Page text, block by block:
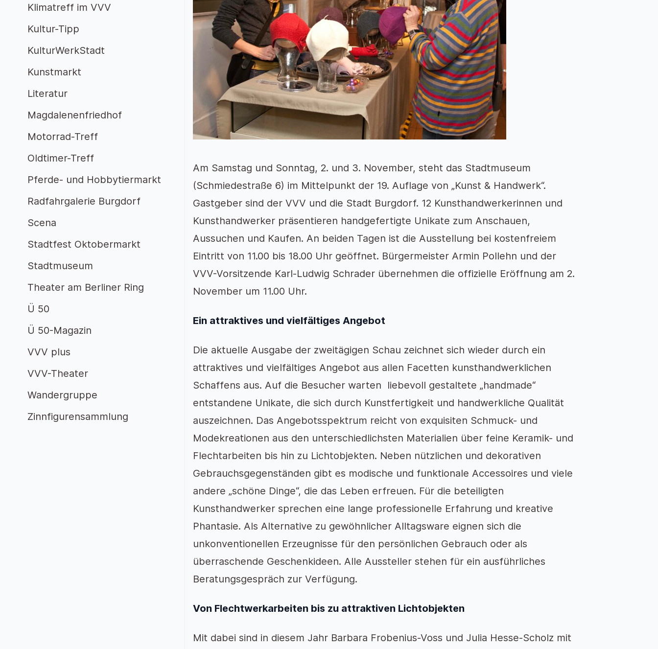
Am Samstag und Sonntag, 2. und 3. November, steht das Stadtmuseum
(Schmiedestraße 6) im Mittelpunkt der 19. Auflage von „Kunst & Handwerk“.
Gastgeber sind der VVV und die Stadt Burgdorf. 12 Kunsthandwerkerinnen und
Kunsthandwerker präsentieren handgefertigte Unikate zum Anschauen,
Aussuchen und Kaufen. An beiden Tagen ist die Ausstellung bei kostenfreiem
Eintritt von 11.00 bis 18.00 Uhr geöffnet. Bürgermeister Armin Pollehn und der
VVV-Vorsitzende Karl-Ludwig Schrader übernehmen die offizielle Eröffnung am 2.
November um 11.00 Uhr.
Ein attraktives und vielfältiges Angebot
Die aktuelle Ausgabe der zweitägigen Schau zeichnet sich wieder durch ein
attraktives und vielfältiges Angebot aus allen Facetten kunsthandwerklichen
Schaffens aus. Auf die Besucher warten liebevoll gestaltete „handmade“
entstandene Unikate, die sich durch Kunstfertigkeit und handwerkliche Qualität
auszeichnen. Das Angebotsspektrum reicht von exquisiten Schmuck- und
Modekreationen aus den unterschiedlichsten Materialien über feine Keramik- und
Flechtarbeiten bis hin zu Lichtobjekten. Neben nützlichen und dekorativen
Gebrauchsgegenständen gibt es modische und funktionale Accessoires und viele
andere „schöne Dinge“, die das Leben erfreuen. Für die beteiligten
Kunsthandwerker sprechen eine lange professionelle Erfahrung und kreative
Phantasie. Als Alternative zu gewöhnlicher Alltagsware eignen sich die
unkonventionellen Erzeugnisse für den persönlichen Gebrauch oder als
überraschende Geschenkideen. Alle Aussteller stehen für ein ausführliches
Beratungsgespräch zur Verfügung.
Von Flechtwerkarbeiten bis zu attraktiven Lichtobjekten
Mit dabei sind in diesem Jahr Barbara Frobenius-Voss und Julia Hesse-Scholz mit
Klimatreff im VVV
Kultur-Tipp
KulturWerkStadt
Kunstmarkt
Literatur
Magdalenenfriedhof
Motorrad-Treff
Oldtimer-Treff
Pferde- und Hobbytiermarkt
Radfahrgalerie Burgdorf
Scena
Stadtfest Oktobermarkt
Stadtmuseum
Theater am Berliner Ring
Ü 50
Ü 50-Magazin
VVV plus
VVV-Theater
Wandergruppe
Zinnfigurensammlung